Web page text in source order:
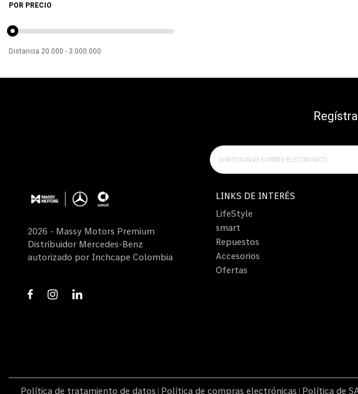
POR PRECIO
Distancia 20.000 - 3.000.000
2026 - Massy Motors Premium
Distribuidor Mercedes-Benz
autorizado por Inchcape Colombia
LINKS DE INTERÉS
LifeStyle
smart
Repuestos
Accesorios
Ofertas
Política de tratamiento de datos | Política de compras electrónicas | Política de